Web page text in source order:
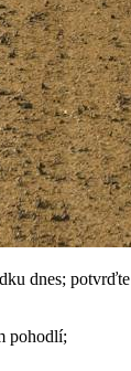
dnes; potvrďte
pohodlí;